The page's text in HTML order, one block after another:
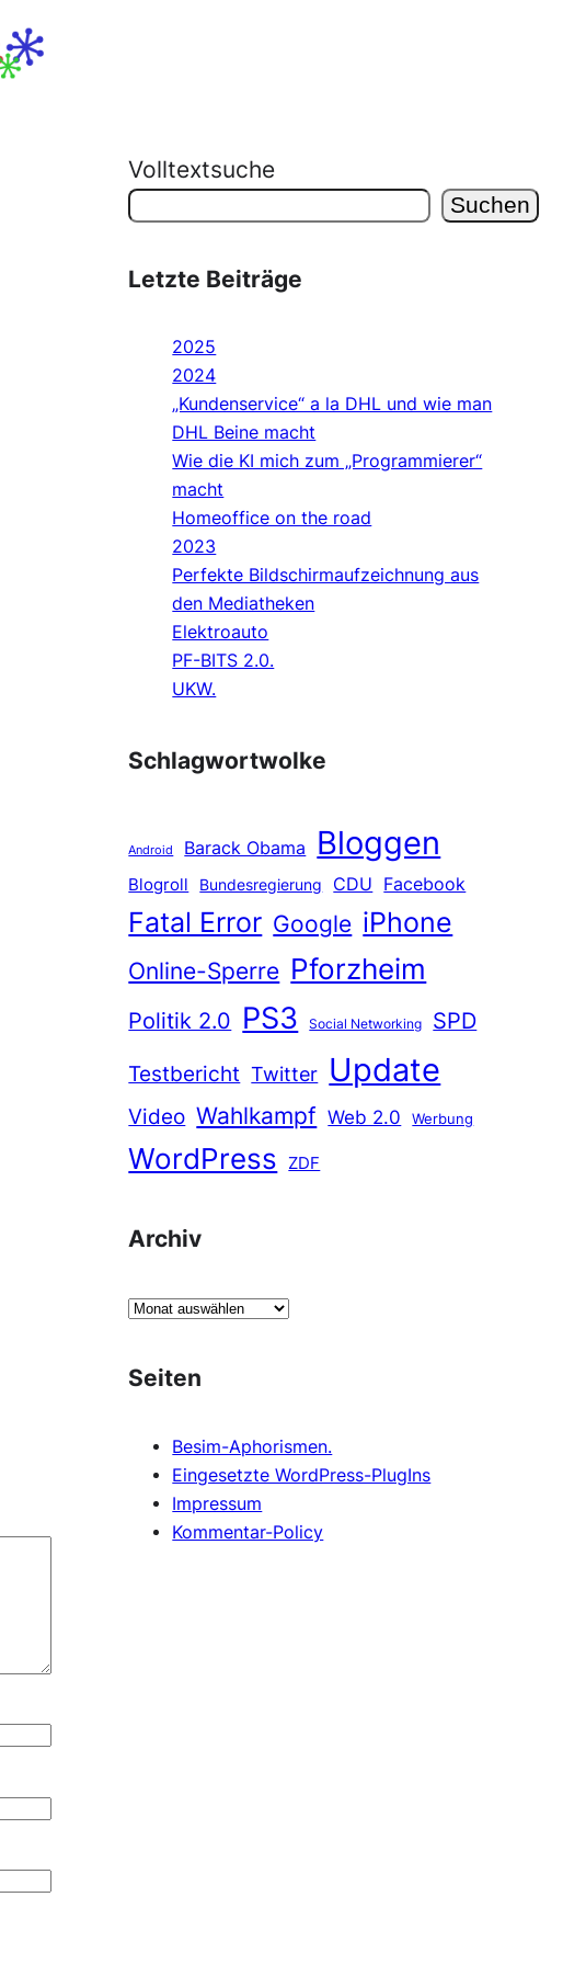
Volltextsuche
Suchen
Letzte Beiträge
2025
2024
„Kundenservice“ a la DHL und wie man
DHL Beine macht
Wie die KI mich zum „Programmierer“
macht
Homeoffice on the road
2023
Perfekte Bildschirmaufzeichnung aus
den Mediatheken
Elektroauto
PF-BITS 2.0.
UKW.
Schlagwortwolke
Android Barack Obama Bloggen
Blogroll Bundesregierung CDU Facebook
Fatal Error Google iPhone
Online-Sperre Pforzheim
Politik 2.0 PS3 Social Networking
SPD
Testbericht Twitter Update
Video Wahlkampf Web 2.0 Werbung
WordPress ZDF
Archiv
A
h
Seiten
Besim-Aphorismen.
Eingesetzte WordPress-PlugIns
Impressum
Kommentar-Policy